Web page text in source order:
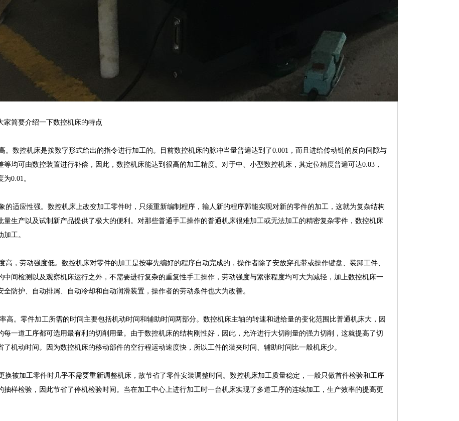
家简要介绍一下数控机床的特点
。数控机床是按数字形式给出的指令进行加工的。目前数控机床的脉冲当量普遍达到了0.001，而且进给传动链的反向间隙与
等均可由数控装置进行补偿，因此，数控机床能达到很高的加工精度。对于中、小型数控机床，其定位精度普遍可达0.03，
0.01。
的适应性强。数控机床上改变加工零件时，只须重新编制程序，输人新的程序郭能实现对新的零件的加工，这就为复杂结构
量生产以及试制新产品提供了极大的便利。对那些普通手工操作的普通机床很难加工或无法加工的精密复杂零件，数控机床
加工。
高，劳动强度低。数控机床对零件的加工是按事先编好的程序自动完成的，操作者除了安放穿孔带或操作键盘、装卸工件、
中间检测以及观察机床运行之外，不需要进行复杂的重复性手工操作，劳动强度与紧张程度均可大为减轻，加上数控机床一
全防护、自动排屑、自动冷却和自动润滑装置，操作者的劳动条件也大为改善。
高。零件加工所需的时间主要包括机动时间和辅助时间两部分。数控机床主轴的转速和进给量的变化范围比普通机床大，因
每一道工序都可选用最有利的切削用量。由于数控机床的结构刚性好，因此，允许进行大切削量的强力切削，这就提高了切
了机动时间。因为数控机床的移动部件的空行程运动速度快，所以工件的装夹时间、辅助时间比一般机床少。
被加工零件时几乎不需要重新调整机床，故节省了零件安装调整时间。数控机床加工质量稳定，一般只做首件检验和工序
抽样检验，因此节省了停机检验时间。当在加工中心上进行加工时一台机床实现了多道工序的连续加工，生产效率的提高更